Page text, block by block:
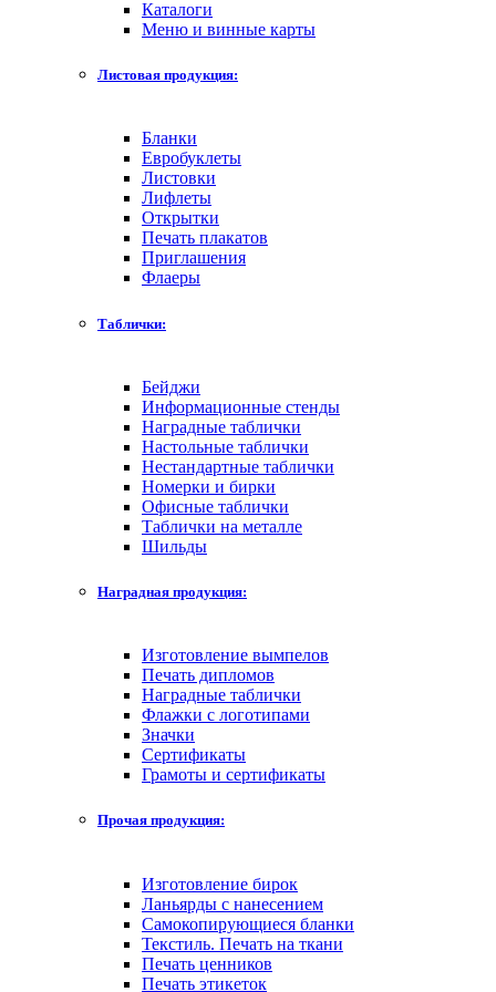
Каталоги
Меню и винные карты
Листовая продукция:
Бланки
Евробуклеты
Листовки
Лифлеты
Открытки
Печать плакатов
Приглашения
Флаеры
Таблички:
Бейджи
Информационные стенды
Наградные таблички
Настольные таблички
Нестандартные таблички
Номерки и бирки
Офисные таблички
Таблички на металле
Шильды
Наградная продукция:
Изготовление вымпелов
Печать дипломов
Наградные таблички
Флажки с логотипами
Значки
Сертификаты
Грамоты и сертификаты
Прочая продукция:
Изготовление бирок
Ланьярды с нанесением
Самокопирующиеся бланки
Текстиль. Печать на ткани
Печать ценников
Печать этикеток